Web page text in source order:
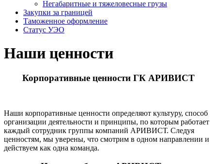
Негабаритные и тяжело­весные грузы
Закупки за границей
Таможенное оформление
Статус УЭО
Наши ценности
Корпоративные ценности ГК АРИВИСТ
Наши корпоративные ценности определяют культуру, способ
организации деятельности и принципы, по которым работает
каждый сотрудник группы компаний АРИВИСТ. Следуя
ценностям, мы уверены, что смотрим в одном направлении и
действуем как одна команда.